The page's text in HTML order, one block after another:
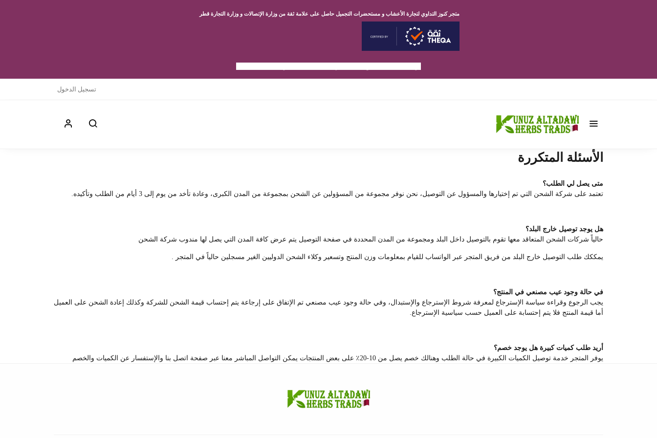
متجر كنوز التداوي لتجارة الأعشاب و مستحضرات التجميل حاصل على علامة ثقة من وزارة الإتصالات ووزارة التجارة قطر
تسجيل الدخول
الأسئلة المتكررة
متى يصل لي الطلب؟
تعتمد على شركة الشحن التي تم إختيارها والمسؤول عن التوصيل، نحن نوفر مجموعة من المسؤولين عن الشحن بمجموعة من المدن الكبرى، وعادة تأخد من يوم إلى 3 أيام من الطلب وتأكيده.
هل يوجد توصيل خارج البلد؟
حالياً شركات الشحن المتعاقد معها تقوم بالتوصيل داخل البلد ومجموعة من المدن المحددة في صفحة التوصيل يتم عرض كافة المدن التي يصل لها مندوب شركة الشحن
يمككك طلب التوصيل خارج البلد من فريق المتجر عبر الواتساب للقيام بمعلومات وزن المنتج وتسعير وكلاء الشحن الدوليين الغير مسجلين حالياً في المتجر .
في حالة وجود عيب مصنعي في المنتج؟
يجب الرجوع وقراءة سياسة الإسترجاع لمعرفة شروط الإسترجاع والإستبدال، وفي حالة وجود عيب مصنعي تم الإتفاق على إرجاعة يتم إحتساب قيمة الشحن للشركة وكذلك إعادة الشحن على العميل
أما قيمة المنتج فلا يتم إحتسابة على العميل حسب سياسية الإسترجاع.
أريد طلب كميات كبيرة هل يوجد خصم؟
يوفر المتجر خدمة توصيل الكميات الكبيرة في حالة الطلب وهنالك خصم يصل من 10-20٪ على بعض المنتجات يمكن التواصل المباشر معنا عبر صفحة اتصل بنا والإستفسار عن الكميات والخصم